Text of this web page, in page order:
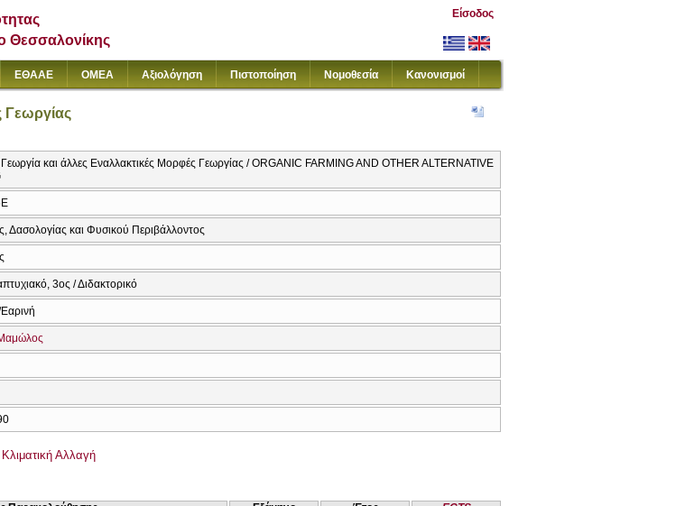
Θεσσαλονίκης
Είσοδος
ΕΘΑΑΕ ΟΜΕΑ Αξιολόγηση Πιστοποίηση Νομοθεσία Κανονισμοί
Γεωργίας
και άλλες Εναλλακτικές Μορφές Γεωργίας / ORGANIC FARMING AND OTHER ALTERNATIVE
Δασολογίας και Φυσικού Περιβάλλοντος
3ος / Διδακτορικό
Εαρινή
Αλλαγή